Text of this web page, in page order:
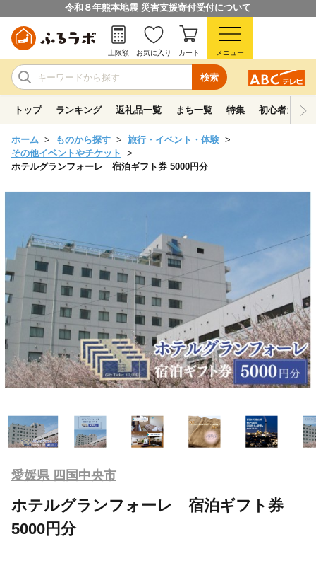
令和８年熊本地震 災害支援寄付受付について
検索
上限額 お気に入り カート メニュー
トップ ランキング 返礼品一覧 まち一覧 特集 初心者ガイド
ホーム ものから探す
旅行・イベント・体験
その他イベントやチケット
ホテルグランフォーレ 宿泊ギフト券 5000円分
愛媛県 四国中央市
ホテルグランフォーレ 宿泊ギフト券
5000円分